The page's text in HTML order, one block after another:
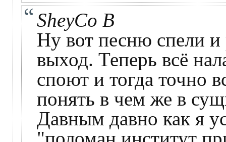
SheyCo B
Ну вот песню спели
выход. Теперь всё
споют и тогда точно
понять в чем же в
Давным давно как я